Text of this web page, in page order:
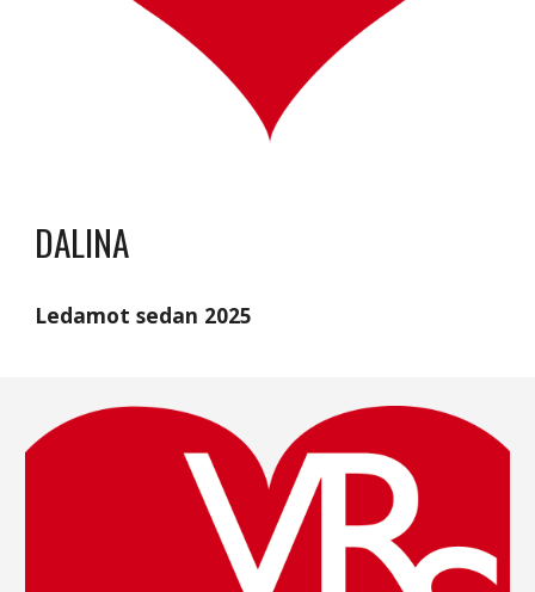
DALINA
Ledamot sedan 2025